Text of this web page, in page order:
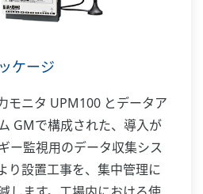
ケージ
モニタ UPM100 とデータア
GMで構成された、導入が
ー監視用のデータ収集シス
り設置工事を、集中管理に